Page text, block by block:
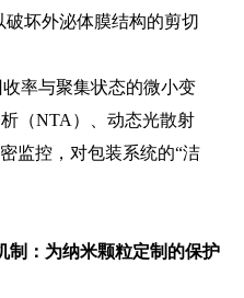
坏外泌体膜结构的剪切
率与聚集状态的微小变
（NTA）、动态光散射
监控，对包装系统的“洁
制：为纳米颗粒定制的保护